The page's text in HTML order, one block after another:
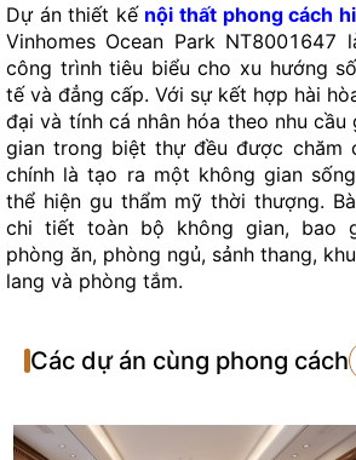
Dự án thiết kế nội thất phong cách
Vinhomes Ocean Park NT8001647
công trình tiêu biểu cho xu hướng
tế và đẳng cấp. Với sự kết hợp hài
đại và tính cá nhân hóa theo nhu cầu
gian trong biệt thự đều được chăm
chính là tạo ra một không gian
thể hiện gu thẩm mỹ thời thượng.
chi tiết toàn bộ không gian, bao
phòng ăn, phòng ngủ, sảnh thang,
lang và phòng tắm.
Thiết kế nội thất phòng khách hiện
Thiết kế nội thất phòng
Các dự án cùng phong cách